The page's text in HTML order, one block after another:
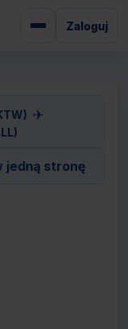
Zaloguj
✈
jedną stronę